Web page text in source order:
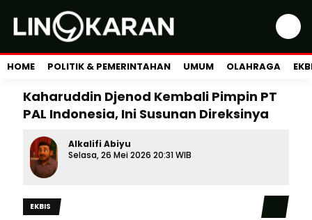
HOME POLITIK & PEMERINTAHAN UMUM OLAHRAGA
Kaharuddin Djenod Kembali Pimpin PT
PAL Indonesia, Ini Susunan Direksinya
Alkalifi Abiyu
Selasa, 26 Mei 2026 20:31 WIB
EKBIS